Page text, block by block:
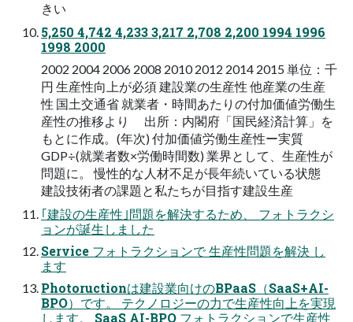
きい
5,250 4,742 4,233 3,217 2,708 2,200 1994 1996
1998 2000
2002 2004 2006 2008 2010 2012 2014 2015 単位：千
円 生産性向上が必須 建設業の生産性 他産業の生産
性 国土交通省 就業者・時間あたりの付加価値労働生
産性の推移より 出所：内閣府「国民経済計算」を
もとに作成。(年次) 付加価値労働生産性ー実質
GDP÷(就業者数×労働時間数) 業界として、生産性が
問題に。 ⁨⁩慢性的な人材不足が長年続いている状態
建設技術者の課題と私たちが目指す建設生産
｢建設の生産性｣問題を解決するため、 フォトラクシ
ョンが誕生しました
Service フォトラクションで 生産性問題を解決 し
ます
Photoructionは建設業向けのBPaaS（SaaS+AI-
BPO）です。 テクノロジーの力で生産性向上を実現
します。 SaaS AI-BPO フォトラクションで生産性